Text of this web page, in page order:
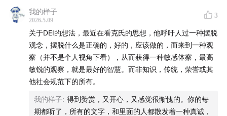
31:20 我是否剥削了她？
公众参与是否只是合法性装饰？
政治正确是否公平？
我的样子
2026.5.09
3
关于DEI的想法，最近在看克氏的思想，他呼吁人过一种摆脱
观念，摆脱什么是正确的，好的，应该做的，而来到一种观
察（并不是个人视角下看），从而获得一种敏感体察，最高
敏锐的观察，就是最好的智慧。而非知识，传统，荣誉或其
他社会规范下的所有。
我的样子: 得到赞赏，又开心，又感觉很惭愧的。你的每
期都听了，所有的文字，和里面的人都散发着一种真诚，